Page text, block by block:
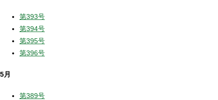
第393号
第394号
第395号
第396号
5月
第389号